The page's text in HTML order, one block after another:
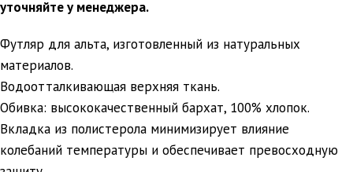
уточняйте у менеджера.
Футляр для альта, изготовленный из натуральных
материалов.
Водоотталкивающая верхняя ткань.
Обивка: высококачественный бархат, 100% хлопок.
Вкладка из полистерола минимизирует влияние
колебаний температуры и обеспечивает превосходную